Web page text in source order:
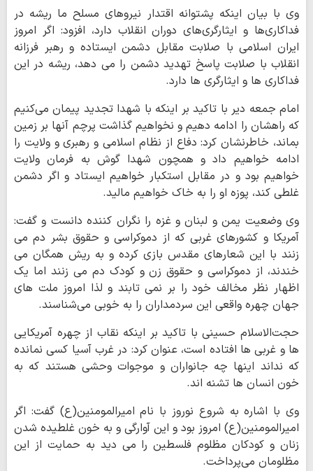
وی با بیان اینکه پشتوانه اقتدار نیروهای مسلح ما ریشه در
فداکاری‌ها و ایثارگری‌های دوران انقلاب دارد، افزود: اگر امروز
ایران اسلامی با صلابت مقابل دشمن ایستاده و رهبر فرزانه
انقلاب با صلابت پاسخ تهدید دشمن را می دهد، ریشه در این
فداکاری ها و ایثارگری ها دارد.
امام جمعه دیر با تاکید بر اینکه با شهدا تجدید پیمان می‌کنیم
که راهشان را ادامه دهیم و نخواهیم گذاشت پرچم آنها بر زمین
بماند، خاطرنشان کرد: دفاع از نظام اسلامی و رهبری و ولایت را
ادامه خواهیم داد و همچون شهدا گوش به فرمان ولایت
خواهیم بود و در مقابل استکبار خواهیم ایستاد و اگر دشمن
غلطی کند، پوزه او را به خاک خواهیم مالید.
وی وضعیت یمن و لبنان و غزه را نگران کننده دانست و گفت:
آمریکا و کشورهای غربی که از دموکراسی و حقوق بشر دم می
زنند با این شعارهای مقدس بازی کرده و به ریش همگان می
خندند، از دموکراسی و حقوق زن و کودک دم می زنند اما یک
اظهار نظر مخالف خود را بر نمی تابند و لذا امروز ملت های
جهان چهره واقعی این سردمداران را به خوبی می‌شناسند.
حجت‌الاسلام حسینی با تاکید بر اینکه نقاب از چهره آمریکایی
ها و غربی ها افتاده است، عنوان کرد: در غرب آسیا کسی نمانده
که نداند اینها چه جانواران و موجوات وحشی هستند که به
خون انسان ها تشنه اند.
وی با اشاره به شروع نوروز با نام امیرالمومنین(ع) گفت: اگر
امیرالمومنین(ع) امروز بود و این آوارگی و به خون غلطیده شدن
زنان و کودکان مظلوم فلسطین را می دید به حمایت از این
مظلومان می‌پرداخت.